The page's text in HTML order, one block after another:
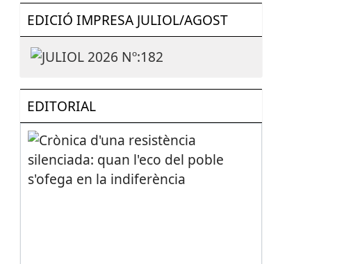
EDICIÓ IMPRESA JULIOL/AGOST
EDITORIAL